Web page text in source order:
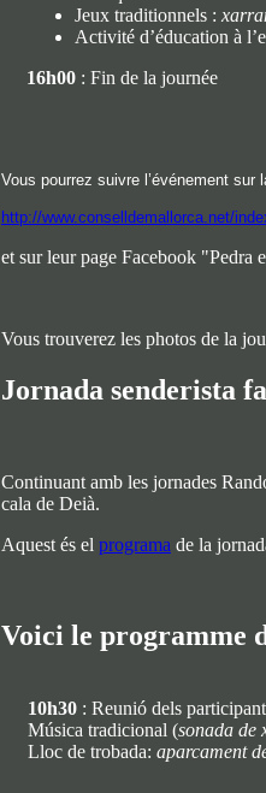
Jeux traditionnels :
Activité d’éducation à
16h00 : Fin de la journée
Vous pourrez suivre l’événement
http://www.conselldemallorca.net/
et sur leur page Facebook "Pedra
Vous trouverez les photos de la
Jornada senderista
Continuant amb les jornades
cala de Deià.
Aquest és el programa de la
Voici le programme
10h30 : Reunió dels
Música tradicional (sonada de
Lloc de trobada: aparcament